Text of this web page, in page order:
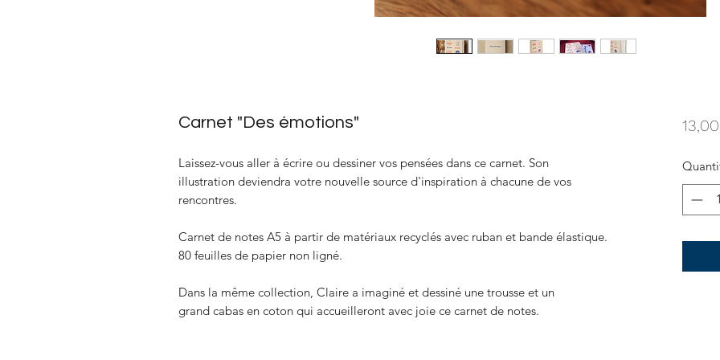
Carnet "Des émotions"
Laissez-vous aller à écrire ou dessiner vos pensées dans ce carnet. Son
illustration deviendra votre nouvelle source d'inspiration à chacune de vos
rencontres.
Carnet de notes A5 à partir de matériaux recyclés avec ruban et bande élastique.
80 feuilles de papier non ligné.
Dans la même collection, Claire a imaginé et dessiné une trousse et un
grand cabas en coton qui accueilleront avec joie ce carnet de notes.